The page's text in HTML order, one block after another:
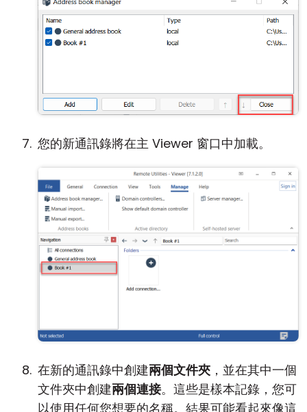
您的新通訊錄將在主 Viewer 窗口中加載。
在新的通訊錄中創建兩個文件夾，並在其中一個
文件夾中創建兩個連接。這些是樣本記錄，您可
以使用任何您想要的名稱。結果可能看起來像這